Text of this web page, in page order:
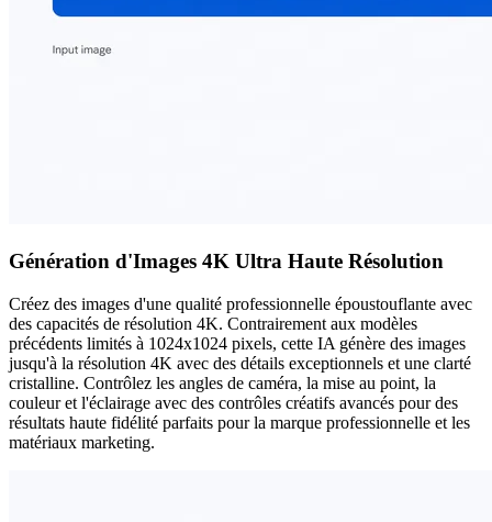
Génération d'Images 4K Ultra Haute Résolution
Créez des images d'une qualité professionnelle époustouflante avec
des capacités de résolution 4K. Contrairement aux modèles
précédents limités à 1024x1024 pixels, cette IA génère des images
jusqu'à la résolution 4K avec des détails exceptionnels et une clarté
cristalline. Contrôlez les angles de caméra, la mise au point, la
couleur et l'éclairage avec des contrôles créatifs avancés pour des
résultats haute fidélité parfaits pour la marque professionnelle et les
matériaux marketing.